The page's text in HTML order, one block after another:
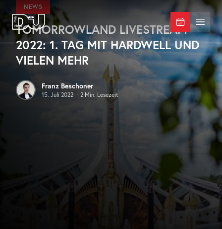
Zum Hauptinhalt springen
DJ Mag Germany Menü
NEWS
TOMORROWLAND LIVESTREAM
2022: 1. TAG MIT HARDWELL UND
VIELEN MEHR
Franz Beschoner
15. Juli 2022 · 2 Min. Lesezeit